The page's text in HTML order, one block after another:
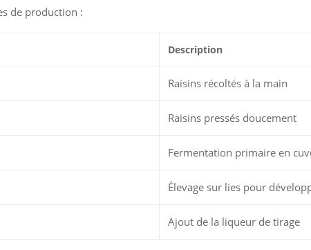
de production :
Description
Raisins récoltés à la main
Raisins pressés doucement
Fermentation primaire en
Élevage sur lies pour
Ajout de la liqueur de tirage